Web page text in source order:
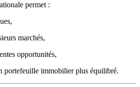
permet :
marchés,
opportunités,
portefeuille immobilier plus équilibré.